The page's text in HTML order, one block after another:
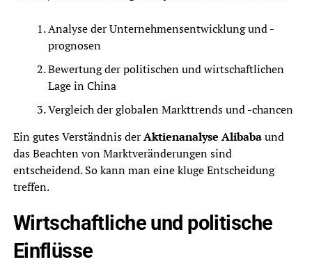
Analyse der Unternehmensentwicklung und -
prognosen
Bewertung der politischen und wirtschaftlichen
Lage in China
Vergleich der globalen Markttrends und -chancen
Ein gutes Verständnis derAktienanalyse Alibabaund
das Beachten von Marktveränderungen sind
entscheidend. So kann man eine kluge Entscheidung
treffen.
Wirtschaftliche und politische
Einflüsse